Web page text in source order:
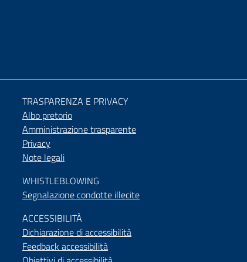
TRASPARENZA E PRIVACY
Albo pretorio
Amministrazione trasparente
Privacy
Note legali
WHISTLEBLOWING
Segnalazione condotte illecite
ACCESSIBILITÀ
Dichiarazione di accessibilità
Feedback accessibilità